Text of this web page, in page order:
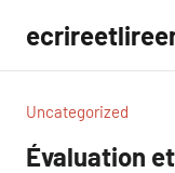
contenu
Uncategorized
Évaluation